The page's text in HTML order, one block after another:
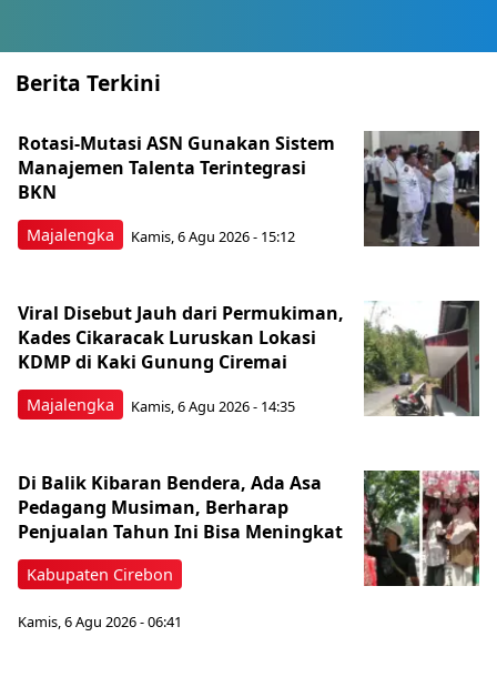
Berita Terkini
Majalengka
Rotasi-Mutasi ASN Gunakan Sistem
Manajemen Talenta Terintegrasi
BKN
Kamis, 6 Agu 2026 - 15:12
Majalengka
Viral Disebut Jauh dari Permukiman,
Kades Cikaracak Luruskan Lokasi
KDMP di Kaki Gunung Ciremai
Kamis, 6 Agu 2026 - 14:35
Kabupaten Cirebon
Di Balik Kibaran Bendera, Ada Asa
Pedagang Musiman, Berharap
Penjualan Tahun Ini Bisa Meningkat
Kamis, 6 Agu 2026 - 06:41